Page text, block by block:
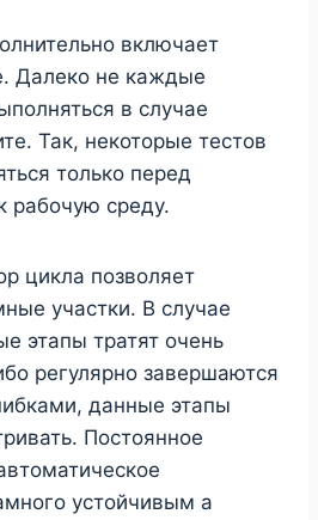
включает
Далеко не каждые
в случае
Так, некоторые тестов
только перед
рабочую среду.
цикла позволяет
участки. В случае
этапы тратят очень
регулярно завершаются
данные этапы
Постоянное
устойчивым а